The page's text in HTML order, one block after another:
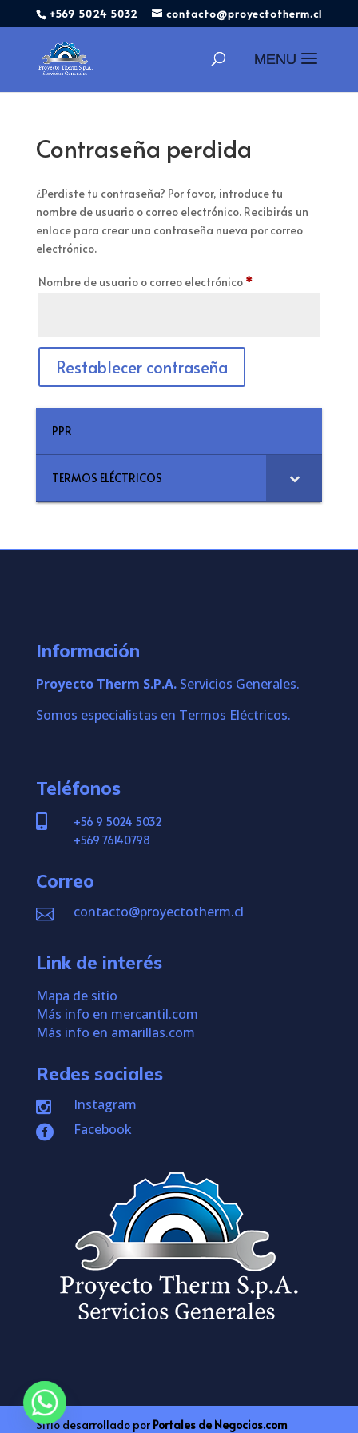
+569 5024 5032 contacto@proyectotherm.cl
productos
Contraseña perdida
¿Perdiste tu contraseña? Por favor, introduce tu
nombre de usuario o correo electrónico. Recibirás un
enlace para crear una contraseña nueva por correo
electrónico.
Nombre de usuario o correo electrónico *Obligatorio
Restablecer contraseña
PPR
TERMOS ELÉCTRICOS
Información
Proyecto Therm S.P.A.Servicios Generales.
Somos especialistas en Termos Eléctricos.
Teléfonos

+56 9 5024 5032
+569 76140798
Correo
 contacto@proyectotherm.cl
Link de interés
Mapa de sitio
Más info en mercantil.com
Más info en amarillas.com
Redes sociales

Instagram

Facebook
Sitio desarrollado por Portales de Negocios.com